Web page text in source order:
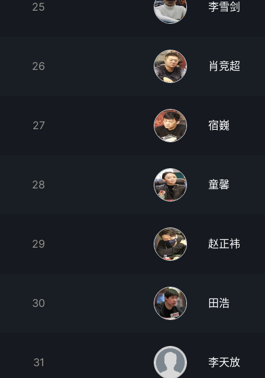
25 李雪剑
26 肖竞超
27 宿巍
28 童馨
29 赵正袆
30 田浩
31 李天放